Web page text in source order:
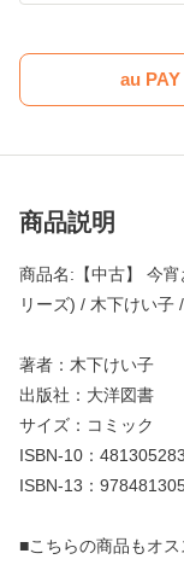
au
商品説明
商品名:【中古】 今
リーズ) / 木下けい子
著者：木下けい子
出版社：大洋図書
サイズ：コミック
ISBN-10：
ISBN-13：
■こちらの商品もオス